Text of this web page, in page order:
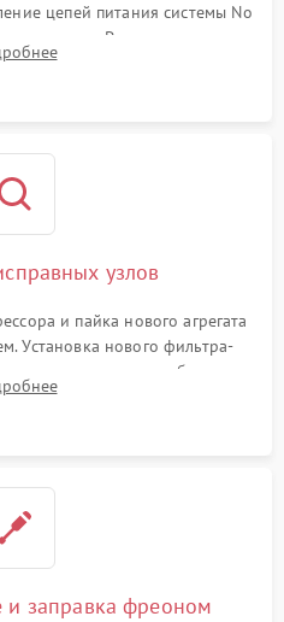
цепей питания системы No
Ремонт или замена
сбоях алгоритмов.
узлов
и пайка нового агрегата
Установка нового фильтра-
вентиляторов обдува,
дверных петель.
и заправка фреоном